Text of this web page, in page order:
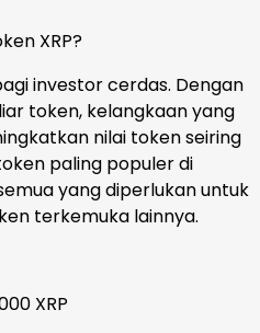
XRP?
investor cerdas. Dengan
token, kelangkaan yang
nilai token seiring
paling populer di
yang diperlukan untuk
terkemuka lainnya.
XRP